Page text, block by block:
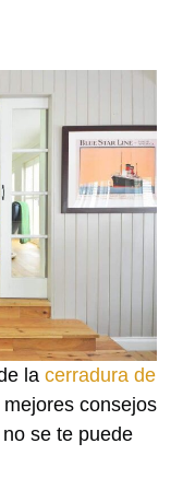
la cerradura de
consejos
se te puede